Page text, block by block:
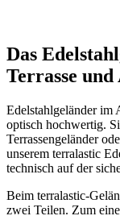
Das
Terrasse
Edelstahlgeländer im
optisch hochwertig.
Terrassengeländer
unserem terralastic
technisch auf der
Beim terralastic-
zwei Teilen. Zum